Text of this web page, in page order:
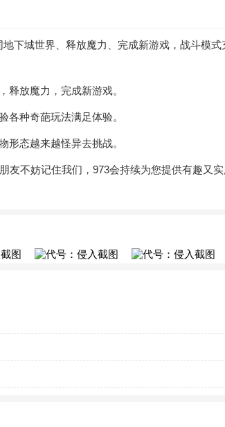
下城世界、释放魔力、完成新游戏，战斗模
释放魔力，完成新游戏。
各种奇葩玩法满足体验。
形态越来越怪异去挑战。
不妨记住我们，973会持续为您提供有趣又